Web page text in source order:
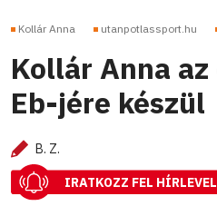
Kollár Anna utanpotlassport.hu
Kollár Anna
Eb-jére készül
B. Z.
IRATKOZZ FEL